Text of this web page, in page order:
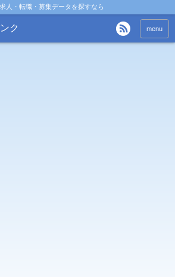
人・転職・募集データを探すなら
ク menu